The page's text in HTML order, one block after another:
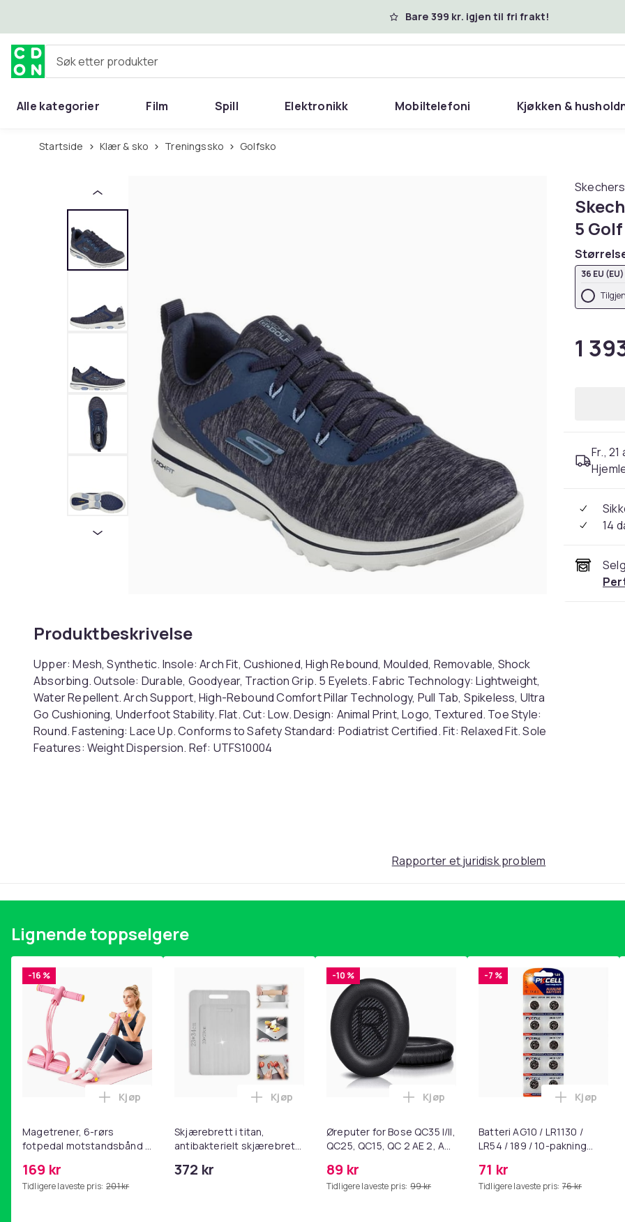
Bare 399 kr. igjen til fri frakt!
Søk etter produkter
Alle kategorier Film Spill Elektronikk Mobiltelefoni Kjøkken &
Startside Klær & sko Treningssko Golfsko
Produktbeskrivelse
Upper: Mesh, Synthetic. Insole: Arch Fit, Cushioned, High Rebound, Moulded, Removable, Shock
Absorbing. Outsole: Durable, Goodyear, Traction Grip. 5 Eyelets. Fabric Technology: Lightweight,
Water Repellent. Arch Support, High-Rebound Comfort Pillar Technology, Pull Tab, Spikeless, Ultra
Go Cushioning, Underfoot Stability. Flat. Cut: Low. Design: Animal Print, Logo, Textured. Toe Style:
Round. Fastening: Lace Up. Conforms to Safety Standard: Podiatrist Certified. Fit: Relaxed Fit. Sole
Features: Weight Dispersion. Ref: UTFS10004
Skechers
5
36 EU (EU)
1
Fr., 21
14
Rapporter et juridisk problem
Lignende toppselgere
-16 %
Magetrener, 6-rørs
fotpedal motstandsbånd -
yoga og
hjemmegymnastikk Pink
169 kr
Tidligere laveste pris: 201 kr
Legg Magetrener, 6-rørs fotpedal motstandsbånd - mage- og kjernetrening, yoga og
Kjøp
Skjærebrett i titan,
antibakterielt skjærebrett,
BPA-fri (2 stk.)
372 kr
Legg Skjærebrett i titan, antibakterielt skjærebrett, skjærebrett i
Kjøp
-10 %
Øreputer for Bose QC35 I/II,
QC25, QC15, QC 2 AE 2, AE
SoundLink Black
89 kr
Tidligere laveste pris: 99 kr
Legg Øreputer for Bose QC35 I/II, QC25,
Kjøp
-7 %
Batteri AG10 / LR1130 /
LR54 / 189 / 10-pakning
71 kr
Tidligere laveste pris: 76 kr
Legg
Kjøp